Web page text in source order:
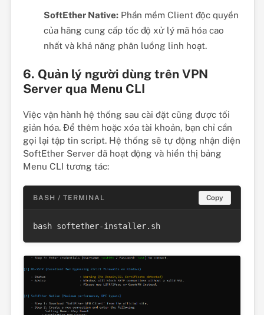
SoftEther Native:Phần mềm Client độc quyền
của hãng cung cấp tốc độ xử lý mã hóa cao
nhất và khả năng phân luồng linh hoạt.
6. Quản lý người dùng trên VPN
Server qua Menu CLI
Việc vận hành hệ thống sau cài đặt cũng được tối
giản hóa. Để thêm hoặc xóa tài khoản, bạn chỉ cần
gọi lại tập tin script. Hệ thống sẽ tự động nhận diện
SoftEther Server đã hoạt động và hiển thị bảng
Menu CLI tương tác:
BASH / TERMINAL Copy
bash softether-installer.sh